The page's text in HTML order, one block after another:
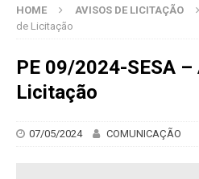
HOME AVISOS DE LICITAÇÃO
de Licitação
PE 09/2024-SESA
Licitação
07/05/2024 COMUNICAÇÃO